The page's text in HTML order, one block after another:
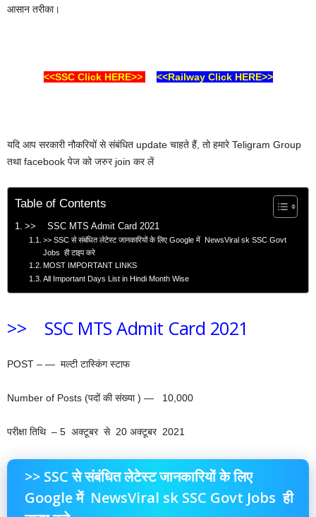
आसान तरीका।
<<SSC Click HERE>> <<Railway Click HERE>>
यदि आप सरकारी नौकरियों से संबंधित update चाहते हैं, तो हमारे Teligram Group
तथा facebook पेज को जरुर join कर लें
Table of Contents
>> SSC MTS Admit Card 2021
>> SSC से संबंधित लेटेस्ट जानकारियों के लिए Google में NewsViral sk SSC Govt
Jobs ही टाइप करे
MOST IMPORTANT LINKS
All Important Days List in Hindi Month Wise
>> SSC MTS Admit Card 2021
POST – — मल्टी टास्किंग स्टाफ
Number of Posts (पदों की संख्या ) — 10,000
परीक्षा तिथि – 5 अक्टूबर से 20 अक्टूबर 2021
>> SSC से संबंधित लेटेस्ट जानकारियों के लिए
Google में NewsViral sk SSC Govt Jobsही